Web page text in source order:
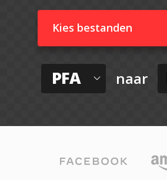
Kies bestanden
PFA naar